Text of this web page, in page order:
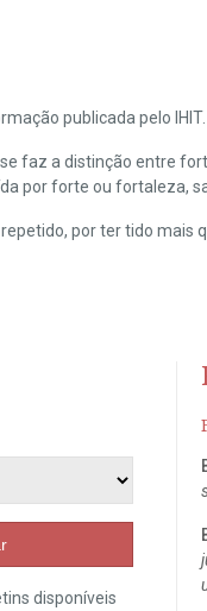
publicada pelo IHIT.
faz a distinção entre
por forte ou fortaleza,
por ter tido mais
disponíveis